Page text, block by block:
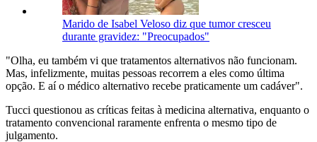
Marido de Isabel Veloso diz que tumor cresceu
durante gravidez: "Preocupados"
"Olha, eu também vi que tratamentos alternativos não funcionam.
Mas, infelizmente, muitas pessoas recorrem a eles como última
opção. E aí o médico alternativo recebe praticamente um cadáver".
Tucci questionou as críticas feitas à medicina alternativa, enquanto o
tratamento convencional raramente enfrenta o mesmo tipo de
julgamento.